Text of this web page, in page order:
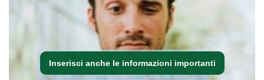
Inserisci anche le informazioni importanti